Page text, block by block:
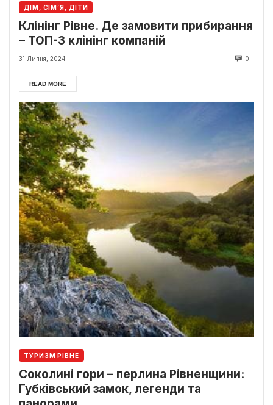
ДІМ, СІМ’Я, ДІТИ
Клінінг Рівне. Де замовити прибирання
– ТОП-3 клінінг компаній
31 Липня, 2024 0
READ MORE
ТУРИЗМ РІВНЕ
Соколині гори – перлина Рівненщини:
Губківський замок, легенди та